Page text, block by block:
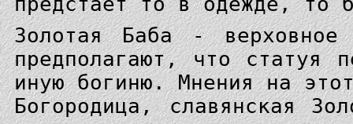
Золотая Баба - верховное
предполагают, что статуя
иную богиню. Мнения на
Богородица, славянская